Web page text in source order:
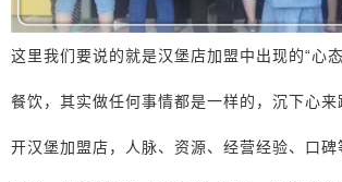
这里我们要说的就是汉堡店加盟中出现的“心
餐饮，其实做任何事情都是一样的，沉下心来
开汉堡加盟店，人脉、资源、经营经验、口